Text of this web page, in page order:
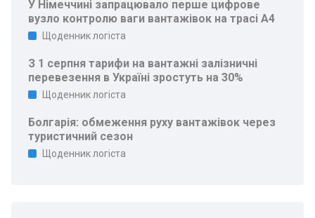
У Німеччині запрацювало перше цифрове
вузло контролю ваги вантажівок на трасі A4
Щоденник логіста
З 1 серпня тарифи на вантажні залізничні
перевезення в Україні зростуть на 30%
Щоденник логіста
Болгарія: обмеження руху вантажівок через
туристичний сезон
Щоденник логіста